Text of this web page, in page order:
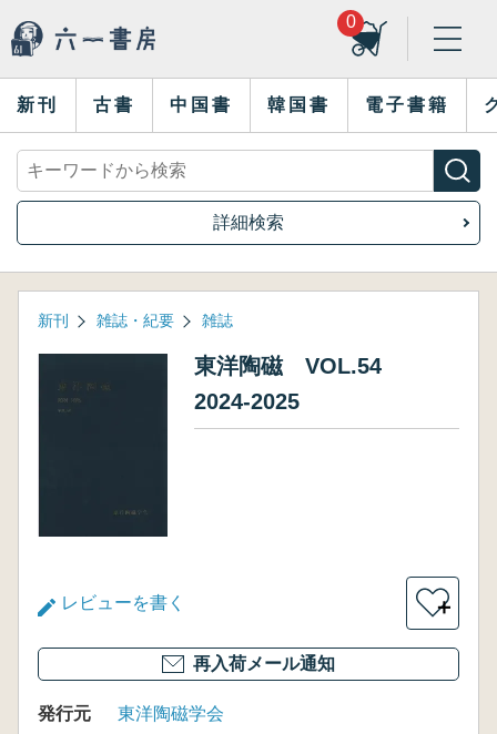
0
新刊 古書 中国書 韓国書 電子書籍
詳細検索
新刊 雑誌・紀要 雑誌
東洋陶磁 VOL.54
2024-2025
レビューを書く ＋
再入荷メール通知
発行元
東洋陶磁学会